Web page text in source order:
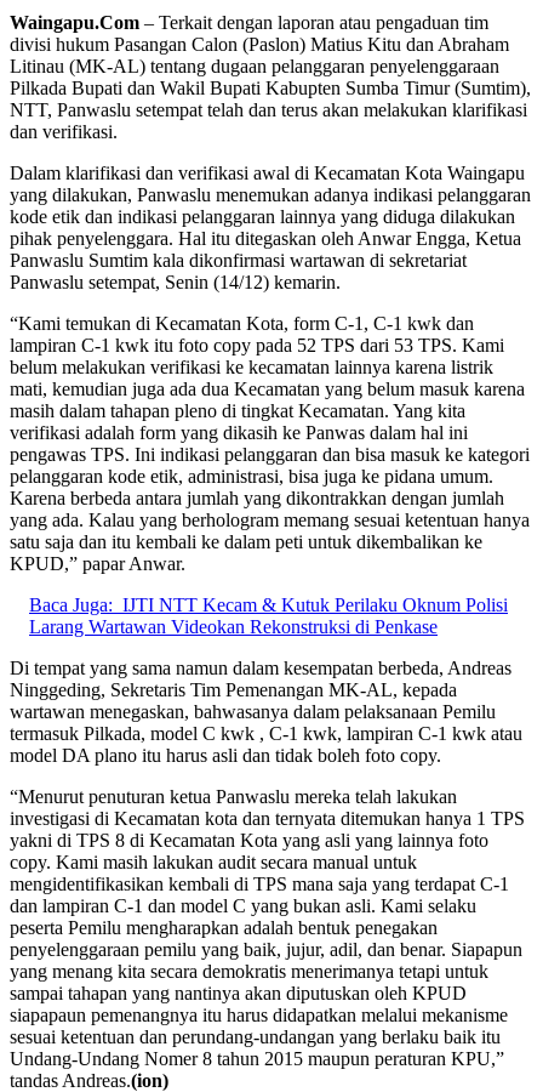
Waingapu.Com – Terkait dengan laporan atau pengaduan tim
divisi hukum Pasangan Calon (Paslon) Matius Kitu dan Abraham
Litinau (MK-AL) tentang dugaan pelanggaran penyelenggaraan
Pilkada Bupati dan Wakil Bupati Kabupten Sumba Timur (Sumtim),
NTT, Panwaslu setempat telah dan terus akan melakukan klarifikasi
dan verifikasi.
Dalam klarifikasi dan verifikasi awal di Kecamatan Kota Waingapu
yang dilakukan, Panwaslu menemukan adanya indikasi pelanggaran
kode etik dan indikasi pelanggaran lainnya yang diduga dilakukan
pihak penyelenggara. Hal itu ditegaskan oleh Anwar Engga, Ketua
Panwaslu Sumtim kala dikonfirmasi wartawan di sekretariat
Panwaslu setempat, Senin (14/12) kemarin.
“Kami temukan di Kecamatan Kota, form C-1, C-1 kwk dan
lampiran C-1 kwk itu foto copy pada 52 TPS dari 53 TPS. Kami
belum melakukan verifikasi ke kecamatan lainnya karena listrik
mati, kemudian juga ada dua Kecamatan yang belum masuk karena
masih dalam tahapan pleno di tingkat Kecamatan. Yang kita
verifikasi adalah form yang dikasih ke Panwas dalam hal ini
pengawas TPS. Ini indikasi pelanggaran dan bisa masuk ke kategori
pelanggaran kode etik, administrasi, bisa juga ke pidana umum.
Karena berbeda antara jumlah yang dikontrakkan dengan jumlah
yang ada. Kalau yang berhologram memang sesuai ketentuan hanya
satu saja dan itu kembali ke dalam peti untuk dikembalikan ke
KPUD,” papar Anwar.
Baca Juga: IJTI NTT Kecam & Kutuk Perilaku Oknum Polisi
Larang Wartawan Videokan Rekonstruksi di Penkase
Di tempat yang sama namun dalam kesempatan berbeda, Andreas
Ninggeding, Sekretaris Tim Pemenangan MK-AL, kepada
wartawan menegaskan, bahwasanya dalam pelaksanaan Pemilu
termasuk Pilkada, model C kwk , C-1 kwk, lampiran C-1 kwk atau
model DA plano itu harus asli dan tidak boleh foto copy.
“Menurut penuturan ketua Panwaslu mereka telah lakukan
investigasi di Kecamatan kota dan ternyata ditemukan hanya 1 TPS
yakni di TPS 8 di Kecamatan Kota yang asli yang lainnya foto
copy. Kami masih lakukan audit secara manual untuk
mengidentifikasikan kembali di TPS mana saja yang terdapat C-1
dan lampiran C-1 dan model C yang bukan asli. Kami selaku
peserta Pemilu mengharapkan adalah bentuk penegakan
penyelenggaraan pemilu yang baik, jujur, adil, dan benar. Siapapun
yang menang kita secara demokratis menerimanya tetapi untuk
sampai tahapan yang nantinya akan diputuskan oleh KPUD
siapapaun pemenangnya itu harus didapatkan melalui mekanisme
sesuai ketentuan dan perundang-undangan yang berlaku baik itu
Undang-Undang Nomer 8 tahun 2015 maupun peraturan KPU,”
tandas Andreas.(ion)